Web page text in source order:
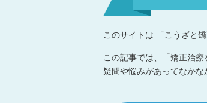
このサイトは 「こうざと
この記事では、「矯正治
疑問や悩みがあってなかな